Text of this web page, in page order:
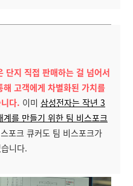
단지 직접 판매하는 걸 넘어서
고객에게 차별화된 가치를
다. 이미 삼성전자는 작년 3
를 만들기 위한 팀 비스포크
포크 큐커도 팀 비스포크가
니다.